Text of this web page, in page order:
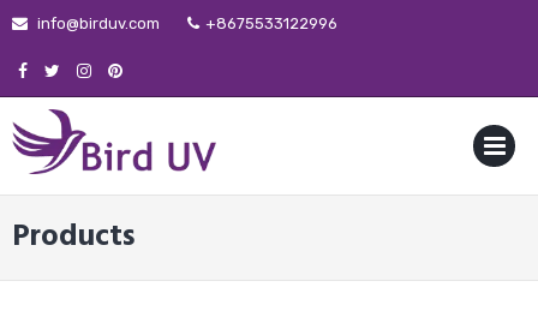
info@birduv.com +8675533122996
Products